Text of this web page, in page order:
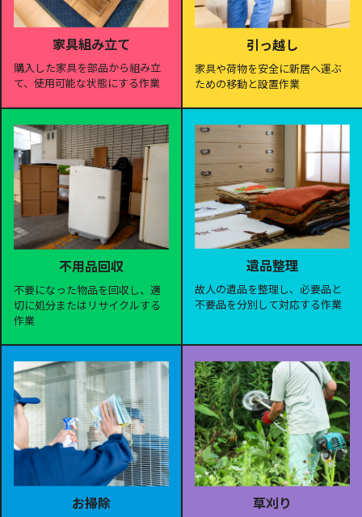
家具組み立て
購入した家具を部品から組み立
て、使用可能な状態にする作業
引っ越し
家具や荷物を安全に新居へ運ぶ
ための移動と設置作業
不用品回収
不要になった物品を回収し、適
切に処分またはリサイクルする
作業
遺品整理
故人の遺品を整理し、必要品と
不要品を分別して対応する作業
お掃除 草刈り